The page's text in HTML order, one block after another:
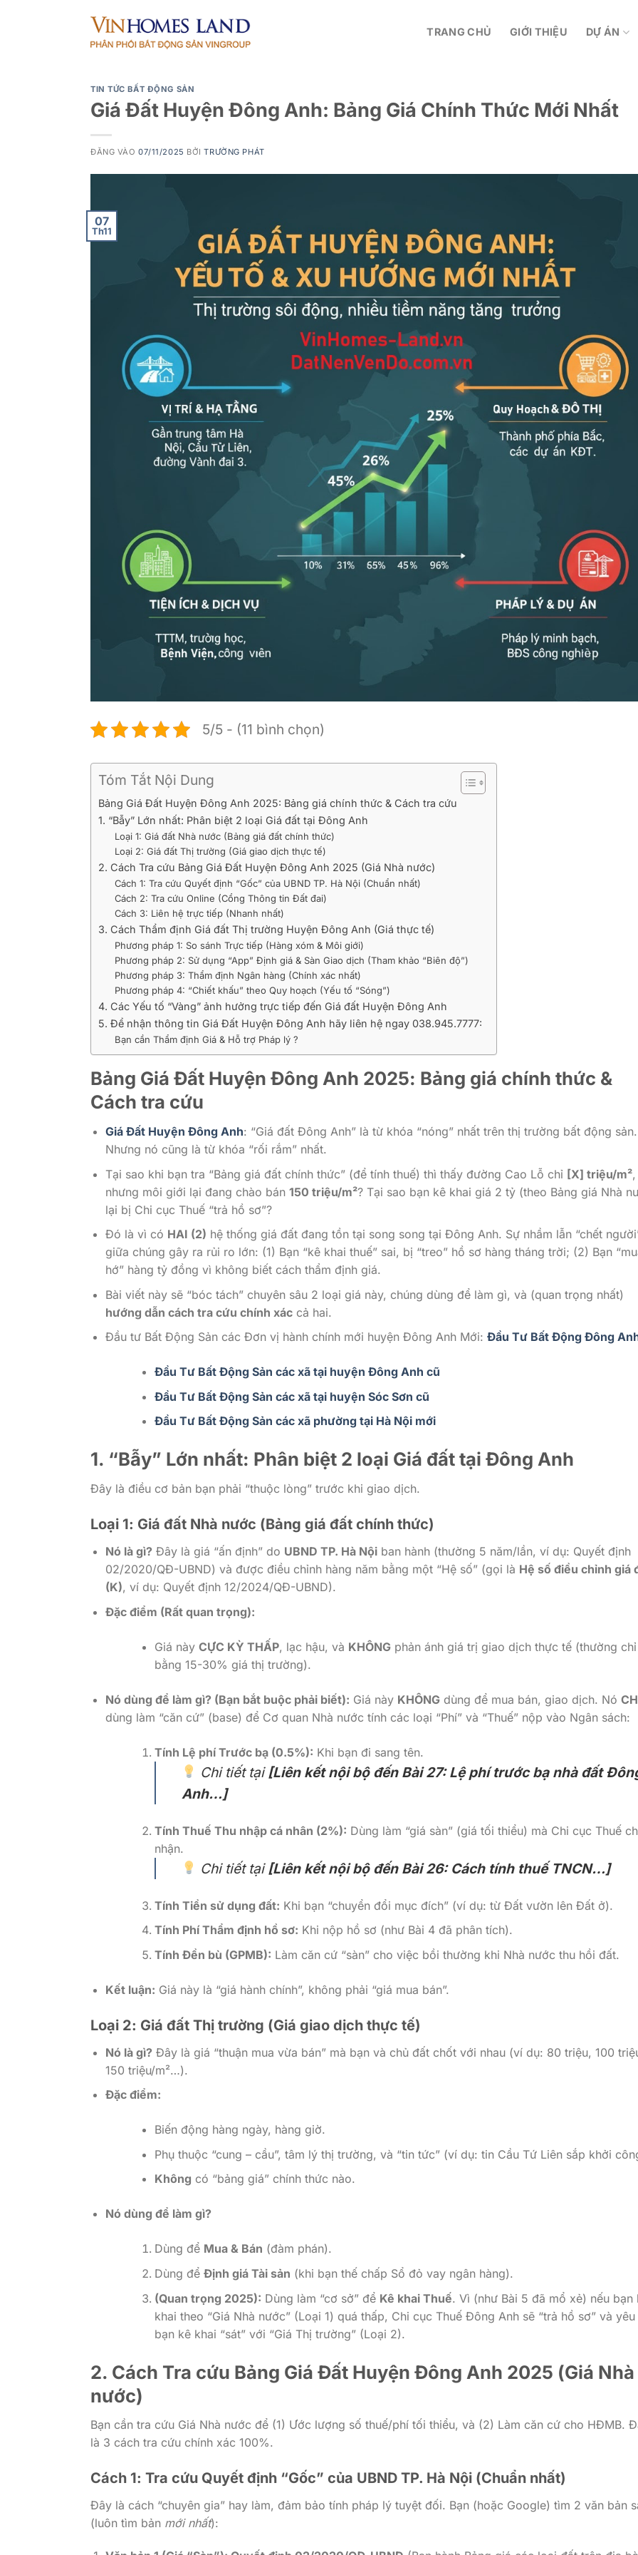
TRANG CHỦ GIỚI THIỆU DỰ ÁN
TIN TỨC BẤT ĐỘNG SẢN
Giá Đất Huyện Đông Anh: Bảng Giá Chính Thức Mới Nhất
ĐĂNG VÀO07/11/2025 BỞITRƯỜNG PHÁT
07
Th11
5/5 - (11 bình chọn)
Tóm Tắt Nội Dung
Bảng Giá Đất Huyện Đông Anh 2025: Bảng giá chính thức & Cách tra cứu
1. “Bẫy” Lớn nhất: Phân biệt 2 loại Giá đất tại Đông Anh
Loại 1: Giá đất Nhà nước (Bảng giá đất chính thức)
Loại 2: Giá đất Thị trường (Giá giao dịch thực tế)
2. Cách Tra cứu Bảng Giá Đất Huyện Đông Anh 2025 (Giá Nhà nước)
Cách 1: Tra cứu Quyết định “Gốc” của UBND TP. Hà Nội (Chuẩn nhất)
Cách 2: Tra cứu Online (Cổng Thông tin Đất đai)
Cách 3: Liên hệ trực tiếp (Nhanh nhất)
3. Cách Thẩm định Giá đất Thị trường Huyện Đông Anh (Giá thực tế)
Phương pháp 1: So sánh Trực tiếp (Hàng xóm & Môi giới)
Phương pháp 2: Sử dụng “App” Định giá & Sàn Giao dịch (Tham khảo “Biên độ”)
Phương pháp 3: Thẩm định Ngân hàng (Chính xác nhất)
Phương pháp 4: “Chiết khấu” theo Quy hoạch (Yếu tố “Sóng”)
4. Các Yếu tố “Vàng” ảnh hưởng trực tiếp đến Giá đất Huyện Đông Anh
5. Để nhận thông tin Giá Đất Huyện Đông Anh hãy liên hệ ngay 038.945.7777:
Bạn cần Thẩm định Giá & Hỗ trợ Pháp lý ?
Bảng Giá Đất Huyện Đông Anh 2025: Bảng giá chính thức &
Cách tra cứu
Giá Đất Huyện Đông Anh: “Giá đất Đông Anh” là từ khóa “nóng” nhất trên thị trường bất động sản.
Nhưng nó cũng là từ khóa “rối rắm” nhất.
Tại sao khi bạn tra “Bảng giá đất chính thức” (để tính thuế) thì thấy đường Cao Lỗ chỉ [X] triệu/m²,
nhưng môi giới lại đang chào bán 150 triệu/m²? Tại sao bạn kê khai giá 2 tỷ (theo Bảng giá Nhà
lại bị Chi cục Thuế “trả hồ sơ”?
Đó là vì có HAI (2) hệ thống giá đất đang tồn tại song song tại Đông Anh. Sự nhầm lẫn “chết
giữa chúng gây ra rủi ro lớn: (1) Bạn “kê khai thuế” sai, bị “treo” hồ sơ hàng tháng trời; (2) Bạn
hớ” hàng tỷ đồng vì không biết cách thẩm định giá.
Bài viết này sẽ “bóc tách” chuyên sâu 2 loại giá này, chúng dùng để làm gì, và (quan trọng nhất)
hướng dẫn cách tra cứu chính xáccả hai.
Đầu tư Bất Động Sản các Đơn vị hành chính mới huyện Đông Anh Mới: Đầu Tư Bất Động Đông
Đầu Tư Bất Động Sản các xã tại huyện Đông Anh cũ
Đầu Tư Bất Động Sản các xã tại huyện Sóc Sơn cũ
Đầu Tư Bất Động Sản các xã phường tại Hà Nội mới
1. “Bẫy” Lớn nhất: Phân biệt 2 loại Giá đất tại Đông Anh
Đây là điều cơ bản bạn phải “thuộc lòng” trước khi giao dịch.
Loại 1: Giá đất Nhà nước (Bảng giá đất chính thức)
Nó là gì? Đây là giá “ấn định” do UBND TP. Hà Nộiban hành (thường 5 năm/lần, ví dụ: Quyết định
02/2020/QĐ-UBND) và được điều chỉnh hàng năm bằng một “Hệ số” (gọi là Hệ số điều chỉnh giá
(K), ví dụ: Quyết định 12/2024/QĐ-UBND).
Đặc điểm (Rất quan trọng):
Giá này CỰC KỲ THẤP, lạc hậu, và KHÔNGphản ánh giá trị giao dịch thực tế (thường chỉ
bằng 15-30% giá thị trường).
Nó dùng để làm gì? (Bạn bắt buộc phải biết): Giá này KHÔNGdùng để mua bán, giao dịch. Nó
dùng làm “căn cứ” (base) để Cơ quan Nhà nước tính các loại “Phí” và “Thuế” nộp vào Ngân sách:
Tính Lệ phí Trước bạ (0.5%): Khi bạn đi sang tên.
Chi tiết tại [Liên kết nội bộ đến Bài 27: Lệ phí trước bạ nhà đất
Anh…]
Tính Thuế Thu nhập cá nhân (2%): Dùng làm “giá sàn” (giá tối thiểu) mà Chi cục Thuế
nhận.
Chi tiết tại [Liên kết nội bộ đến Bài 26: Cách tính thuế TNCN…]
Tính Tiền sử dụng đất: Khi bạn “chuyển đổi mục đích” (ví dụ: từ Đất vườn lên Đất ở).
Tính Phí Thẩm định hồ sơ: Khi nộp hồ sơ (như Bài 4 đã phân tích).
Tính Đền bù (GPMB): Làm căn cứ “sàn” cho việc bồi thường khi Nhà nước thu hồi đất.
Kết luận: Giá này là “giá hành chính”, không phải “giá mua bán”.
Loại 2: Giá đất Thị trường (Giá giao dịch thực tế)
Nó là gì? Đây là giá “thuận mua vừa bán” mà bạn và chủ đất chốt với nhau (ví dụ: 80 triệu, 100
150 triệu/m²…).
Đặc điểm:
Biến động hàng ngày, hàng giờ.
Phụ thuộc “cung – cầu”, tâm lý thị trường, và “tin tức” (ví dụ: tin Cầu Tứ Liên sắp khởi
Không có “bảng giá” chính thức nào.
Nó dùng để làm gì?
Dùng để Mua & Bán (đàm phán).
Dùng để Định giá Tài sản (khi bạn thế chấp Sổ đỏ vay ngân hàng).
(Quan trọng 2025): Dùng làm “cơ sở” để Kê khai Thuế. Vì (như Bài 5 đã mổ xẻ) nếu bạn
khai theo “Giá Nhà nước” (Loại 1) quá thấp, Chi cục Thuế Đông Anh sẽ “trả hồ sơ” và yêu
bạn kê khai “sát” với “Giá Thị trường” (Loại 2).
2. Cách Tra cứu Bảng Giá Đất Huyện Đông Anh 2025 (Giá Nhà
nước)
Bạn cần tra cứu Giá Nhà nước để (1) Ước lượng số thuế/phí tối thiểu, và (2) Làm căn cứ cho HĐMB.
là 3 cách tra cứu chính xác 100%.
Cách 1: Tra cứu Quyết định “Gốc” của UBND TP. Hà Nội (Chuẩn nhất)
Đây là cách “chuyên gia” hay làm, đảm bảo tính pháp lý tuyệt đối. Bạn (hoặc Google) tìm 2 văn bản
(luôn tìm bản mới nhất):